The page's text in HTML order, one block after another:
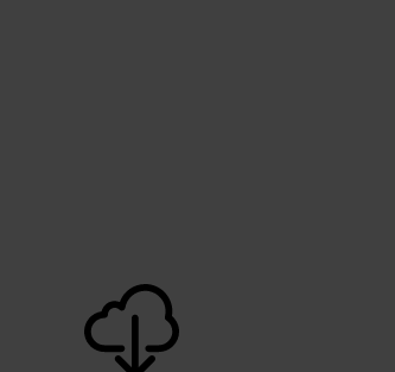
precisa possível é importante.
em quando e vai à
um teste de laboratório ou um